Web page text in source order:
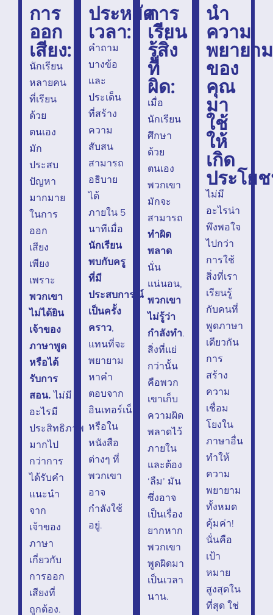
การ
ออก
เสียง:
นักเรียน
หลายคน
ที่เรียน
ด้วย
ตนเอง
มัก
ประสบ
ปัญหา
มากมาย
ในการ
ออก
เสียง
เพียง
เพราะ
พวกเขา
ไม่ได้ยิน
เจ้าของ
ภาษาพูด
หรือได้
รับการ
สอน.ไม่มี
อะไรมี
ประสิทธิภาพ
มากไป
กว่าการ
ได้รับคำ
แนะนำ
จาก
เจ้าของ
ภาษา
เกี่ยวกับ
การออก
เสียงที่
ถูกต้อง.
ประหยัด
เวลา:
คำถาม
บางข้อ
และ
ประเด็น
ที่สร้าง
ความ
สับสน
สามารถ
อธิบาย
ได้
ภายใน 5
นาทีเมื่อ
นักเรียน
พบกับครู
ที่มี
ประสบการณ์
เป็นครั้ง
คราว,
แทนที่จะ
พยายาม
หาคำ
ตอบจาก
อินเทอร์เน็ต
หรือใน
หนังสือ
ต่างๆ ที่
พวกเขา
อาจ
กำลังใช้
อยู่.
การ
เรียน
รู้สิ่ง
ที่
ผิด:
เมื่อ
นักเรียน
ศึกษา
ด้วย
ตนเอง
พวกเขา
มักจะ
สามารถ
ทำผิด
พลาด
นั่น
แน่นอน,
พวกเขา
ไม่รู้ว่า
กำลังทำ.
สิ่งที่แย่
กว่านั้น
คือพวก
เขาเก็บ
ความผิด
พลาดไว้
ภายใน
และต้อง
‘ลืม’ มัน
ซึ่งอาจ
เป็นเรื่อง
ยากหาก
พวกเขา
พูดผิดมา
เป็นเวลา
นาน.
นำ
ความ
พยายาม
ของ
คุณ
มา
ใช้
ให้
เกิด
ประโย
ไม่มี
อะไรน่า
พึงพอใจ
ไปกว่า
การใช้
สิ่งที่เรา
เรียนรู้
กับคนที่
พูดภาษา
เดียวกัน
การ
สร้าง
ความ
เชื่อม
โยงใน
ภาษาอื่น
ทำให้
ความ
พยายาม
ทั้งหมด
คุ้มค่า!
นั่นคือ
เป้า
หมาย
สูงสุดใน
ที่สุด ใช่